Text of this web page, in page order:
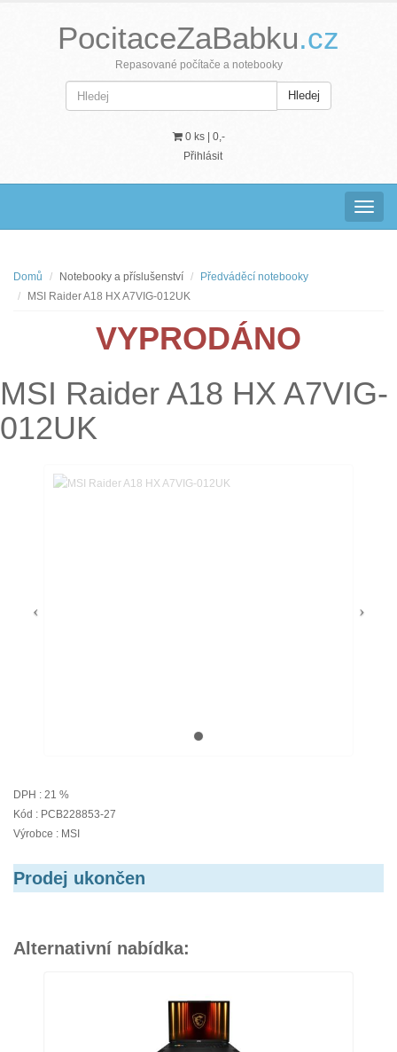
PocitaceZaBabku.cz
Repasované počítače a notebooky
Hledej
0 ks | 0,-
Přihlásit
Domů Notebooky a příslušenství
Předváděcí notebooky
MSI Raider A18 HX A7VIG-012UK
VYPRODÁNO
MSI Raider A18 HX A7VIG-
012UK
DPH : 21 %
Kód : PCB228853-27
Výrobce : MSI
Prodej ukončen
Alternativní nabídka: